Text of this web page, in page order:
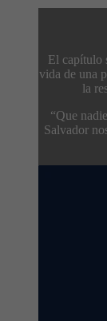
El capítulo
vida de una
la
“Que
Salvador